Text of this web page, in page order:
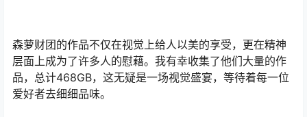
森萝财团的作品不仅在视觉上给人以美的享受，更在精神
层面上成为了许多人的慰藉。我有幸收集了他们大量的作
品，总计468GB，这无疑是一场视觉盛宴，等待着每一位
爱好者去细细品味。